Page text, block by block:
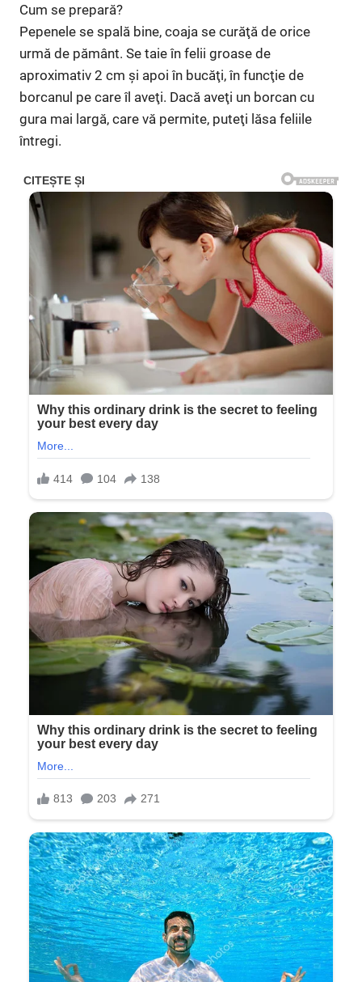
Cum se prepară?
Pepenele se spală bine, coaja se curăţă de orice
urmă de pământ. Se taie în felii groase de
aproximativ 2 cm şi apoi în bucăţi, în funcţie de
borcanul pe care îl aveţi. Dacă aveţi un borcan cu
gura mai largă, care vă permite, puteţi lăsa feliile
întregi.